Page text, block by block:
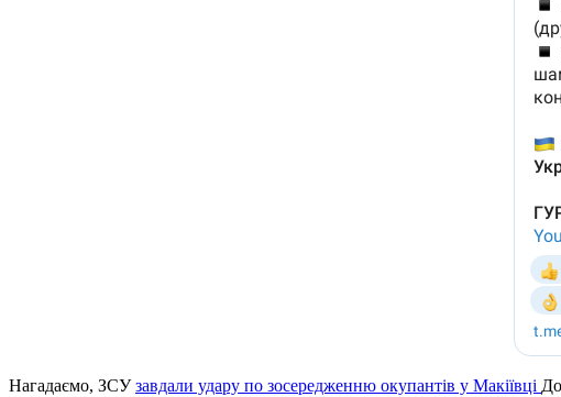
Нагадаємо, ЗСУзавдали удару по зосередженню окупантів у Макіївці